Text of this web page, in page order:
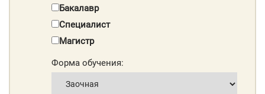
Бакалавр
Специалист
Магистр
Форма обучения: